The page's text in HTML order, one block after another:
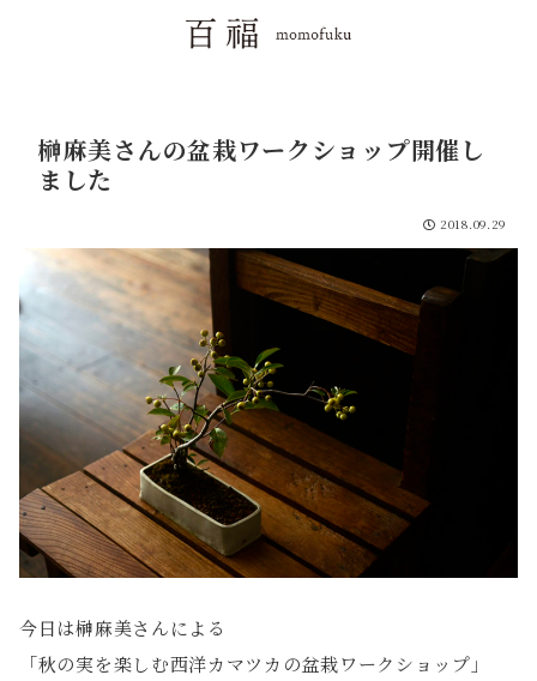
榊麻美さんの盆栽ワークショップ開催し
ました
2018.09.29
今日は榊麻美さんによる
「秋の実を楽しむ西洋カマツカの盆栽ワークショップ」